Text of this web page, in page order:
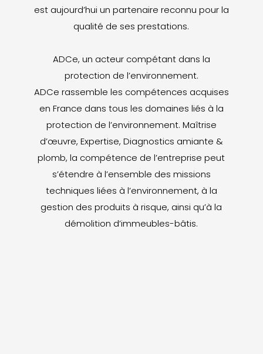
est aujourd’hui un partenaire reconnu pour la
qualité de ses prestations.
ADCe, un acteur compétant dans la
protection de l’environnement.
ADCe rassemble les compétences acquises
en France dans tous les domaines liés à la
protection de l’environnement. Maîtrise
d’œuvre, Expertise, Diagnostics amiante &
plomb, la compétence de l’entreprise peut
s’étendre à l’ensemble des missions
techniques liées à l’environnement, à la
gestion des produits à risque, ainsi qu’à la
démolition d’immeubles-bâtis.